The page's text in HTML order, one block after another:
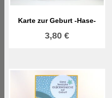
Karte zur Geburt -Hase-
3,80 €